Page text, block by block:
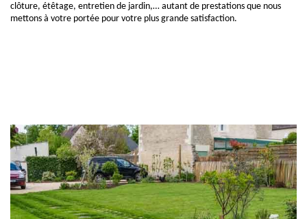
clôture, étêtage, entretien de jardin,… autant de prestations que nous
mettons à votre portée pour votre plus grande satisfaction.